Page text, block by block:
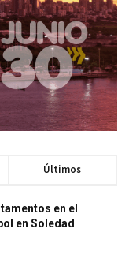
Últimos
en el
en Soledad